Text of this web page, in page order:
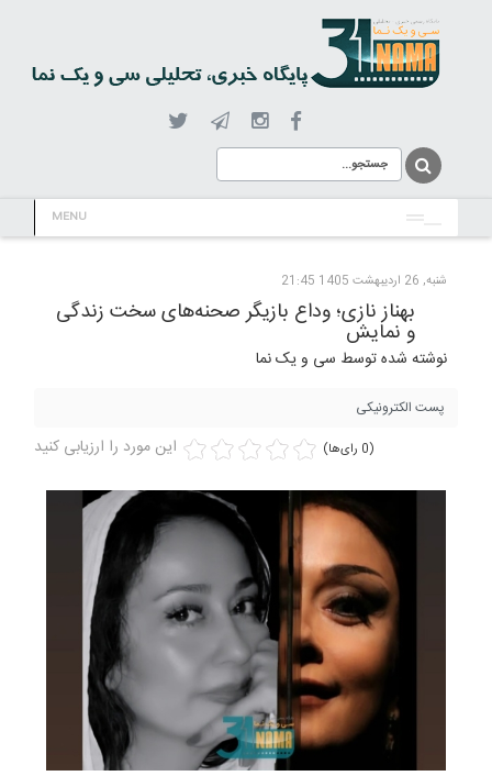
MENU
شنبه, 26 ارديبهشت 1405 21:45
بهناز نازی؛ وداع بازیگر صحنه‌های سخت زندگی
و نمایش
نوشته شده توسط سی و یک نما
پست الکترونیکی
این مورد را ارزیابی کنید (0 رای‌ها)